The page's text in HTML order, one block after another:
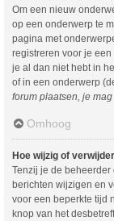
Om een nieuw
op een onderwerp te
pagina met
registreren voor je
je al dan niet hebt in
of in een onderwerp
forum plaatsen, je
Omhoog
Hoe wijzig of
Tenzij je de
berichten wijzigen en
voor een beperkte tijd
knop van het